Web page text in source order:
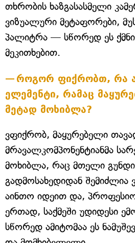
თხრობის ხაზგასასმელი
ვიზუალური მეტაფორები,
პალიტრა — სწორედ ეს
მეკითხებით.
როგორ ფიქრობთ, რა
ელემენტი, რამაც
მეტად მოხიბლა?
ვფიქრობ, მაყურებელი
მრავალკომპონენტიანმა
მოხიბლა, რაც მთელი
გადმოსახედიდან
აინთო იდეით და,
ერთად, საქმეში უდიდესი
სწორედ ამიტომაა ეს